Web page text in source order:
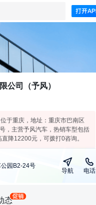
公司（予风）
于重庆，地址：重庆市巴南区
，主营予风汽车，热销车型包括
降12200元，可拨打0咨询。
园B2-24号
导航 电话
态